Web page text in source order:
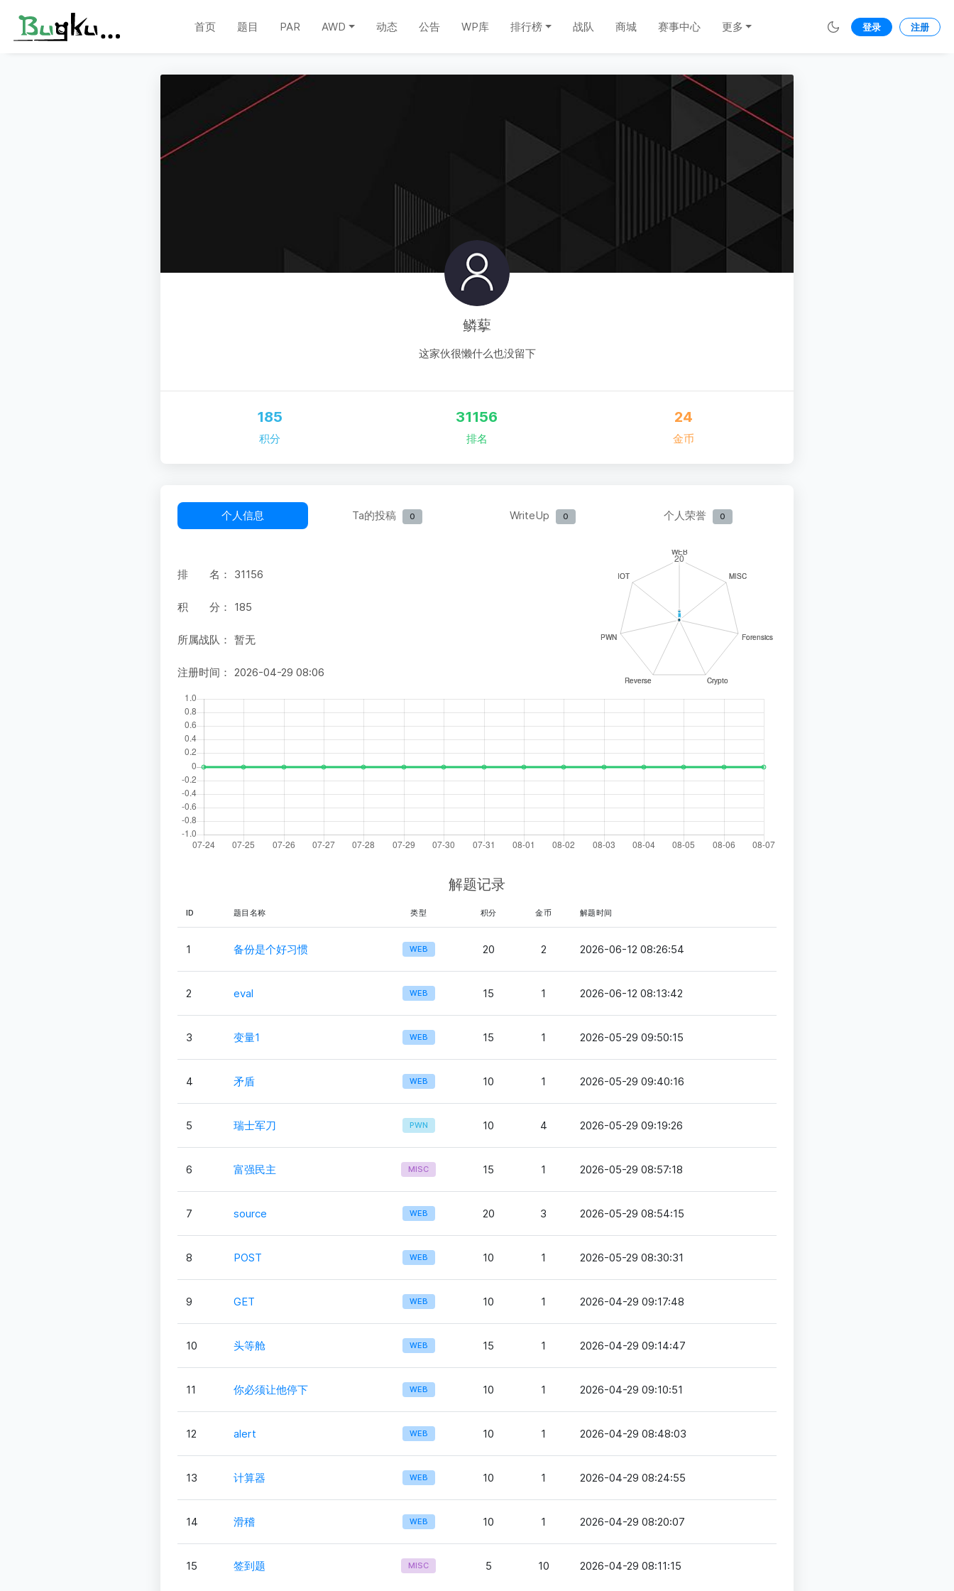
首页 题目 PAR AWD 动态 公告 WP库 排行榜 战队 商城 赛事中心 更多 登录 注册
鳞蒘
这家伙很懒什么也没留下
185
积分
31156
排名
24
金币
个人信息 Ta的投稿 0 WriteUp 0 个人荣誉 0
排 名： 31156
积 分： 185
所属战队： 暂无
注册时间： 2026-04-29 08:06
解题记录
ID 题目名称 类型 积分 金币 解题时间
1 备份是个好习惯 WEB 20 2 2026-06-12 08:26:54
2 eval WEB 15 1 2026-06-12 08:13:42
3 变量1 WEB 15 1 2026-05-29 09:50:15
4 矛盾 WEB 10 1 2026-05-29 09:40:16
5 瑞士军刀 PWN 10 4 2026-05-29 09:19:26
6 富强民主 MISC 15 1 2026-05-29 08:57:18
7 source WEB 20 3 2026-05-29 08:54:15
8 POST WEB 10 1 2026-05-29 08:30:31
9 GET WEB 10 1 2026-04-29 09:17:48
10 头等舱 WEB 15 1 2026-04-29 09:14:47
11 你必须让他停下 WEB 10 1 2026-04-29 09:10:51
12 alert WEB 10 1 2026-04-29 08:48:03
13 计算器 WEB 10 1 2026-04-29 08:24:55
14 滑稽 WEB 10 1 2026-04-29 08:20:07
15 签到题 MISC 5 10 2026-04-29 08:11:15